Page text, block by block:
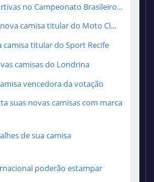
no Campeonato Brasileiro...
camisa titular do Moto Cl...
camisa titular do Sport Recife
camisas do Londrina
vencedora da votação
suas novas camisas com marca
de sua camisa
poderão estampar